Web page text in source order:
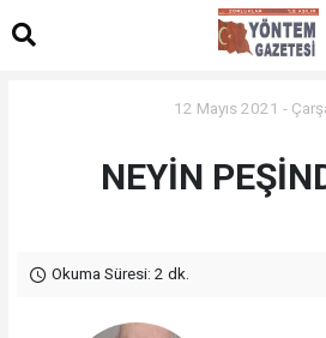
12 Mayıs 2021 -
NEYİN
Okuma Süresi: 2 dk.